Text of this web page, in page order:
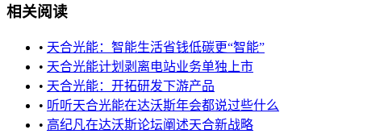
相关阅读
• 天合光能：智能生活省钱低碳更“智能”
• 天合光能计划剥离电站业务单独上市
• 天合光能：开拓研发下游产品
• 听听天合光能在达沃斯年会都说过些什么
• 高纪凡在达沃斯论坛阐述天合新战略